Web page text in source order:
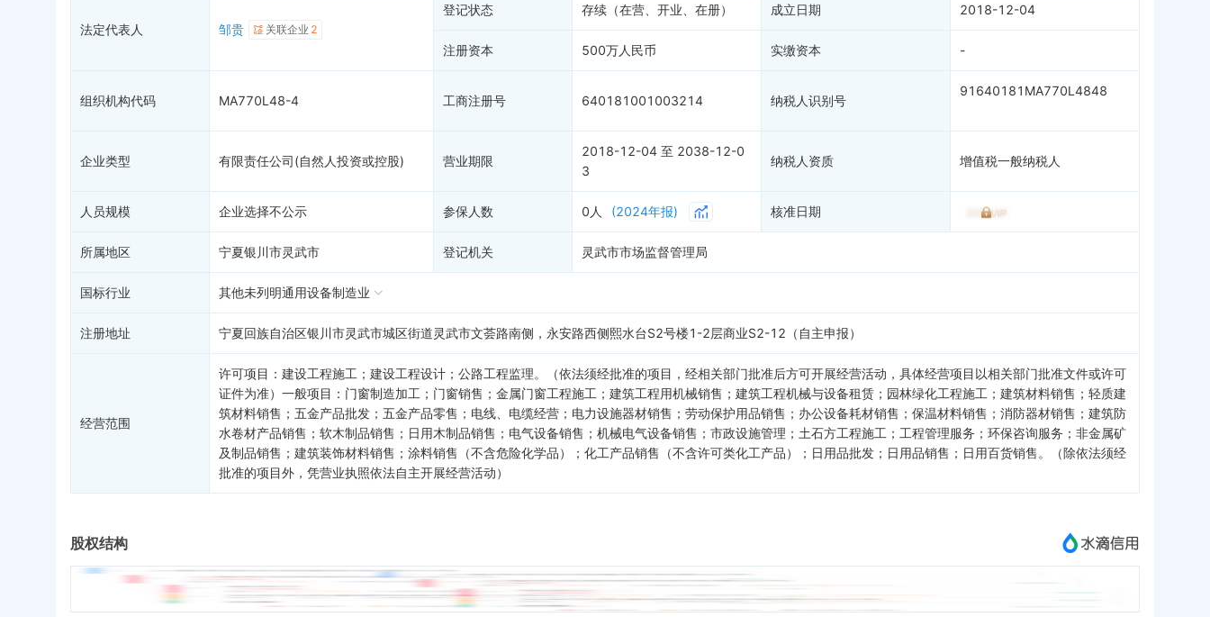
关系图谱
地块公示
法定代表人 邹贵 关联企业 2
登记状态 存续（在营、开业、在册） 成立日期 2018-12-04
注册资本 500万人民币 实缴资本 -
组织机构代码 MA770L48-4 工商注册号 640181001003214 纳税人识别号
91640181MA770L4848
企业类型 有限责任公司(自然人投资或控股) 营业期限
2018-12-04 至 2038-12-0
3
纳税人资质 增值税一般纳税人
人员规模 企业选择不公示 参保人数 0人 (2024年报) 核准日期
所属地区 宁夏银川市灵武市 登记机关 灵武市市场监督管理局
国标行业 其他未列明通用设备制造业
注册地址 宁夏回族自治区银川市灵武市城区街道灵武市文荟路南侧，永安路西侧熙水台S2号楼1-2层商业S2-12（自主申报）
经营范围
许可项目：建设工程施工；建设工程设计；公路工程监理。（依法须经批准的项目，经相关部门批准后方可开展经营活动，具体经营项目以相关部门批准文件或许可
证件为准）一般项目：门窗制造加工；门窗销售；金属门窗工程施工；建筑工程用机械销售；建筑工程机械与设备租赁；园林绿化工程施工；建筑材料销售；轻质建
筑材料销售；五金产品批发；五金产品零售；电线、电缆经营；电力设施器材销售；劳动保护用品销售；办公设备耗材销售；保温材料销售；消防器材销售；建筑防
水卷材产品销售；软木制品销售；日用木制品销售；电气设备销售；机械电气设备销售；市政设施管理；土石方工程施工；工程管理服务；环保咨询服务；非金属矿
及制品销售；建筑装饰材料销售；涂料销售（不含危险化学品）；化工产品销售（不含许可类化工产品）；日用品批发；日用品销售；日用百货销售。（除依法须经
批准的项目外，凭营业执照依法自主开展经营活动）
股权结构